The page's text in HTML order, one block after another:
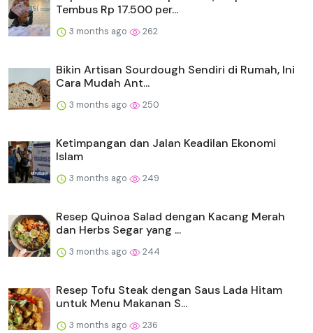
Tembus Rp 17.500 per...
3 months ago 262
Bikin Artisan Sourdough Sendiri di Rumah, Ini
Cara Mudah Ant...
3 months ago 250
Ketimpangan dan Jalan Keadilan Ekonomi
Islam
3 months ago 249
Resep Quinoa Salad dengan Kacang Merah
dan Herbs Segar yang ...
3 months ago 244
Resep Tofu Steak dengan Saus Lada Hitam
untuk Menu Makanan S...
3 months ago 236